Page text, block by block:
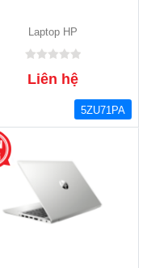
Laptop HP
Liên hệ
5ZU71PA